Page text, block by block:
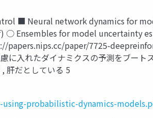
■ Neural network dynamics for
○ Ensembles for model uncertainty
papers.nips.cc/paper/7725-
入れたダイナミクスの予測をブート
肝だとしている 5
probabilistic-dynamics-